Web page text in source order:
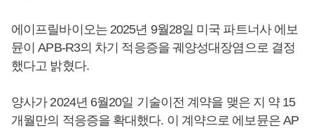
에이프릴바이오는 2025년 9월28일 미국 파트너사 에보
뮨이 APB-R3의 차기 적응증을 궤양성대장염으로 결정
했다고 밝혔다.
양사가 2024년 6월20일 기술이전 계약을 맺은 지 약 15
개월만의 적응증을 확대했다. 이 계약으로 에보뮨은 AP